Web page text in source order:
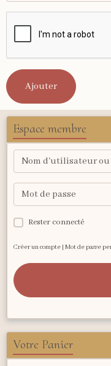
Ajouter
Espace membre
Rester connecté
Créer un compte | Mot de passe
Votre Panier